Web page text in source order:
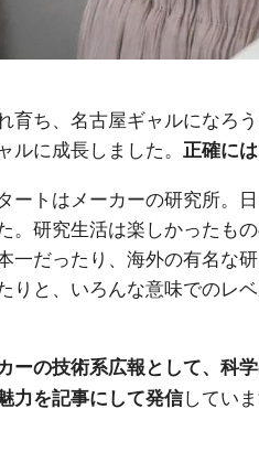
育ち、名古屋ギャルになろ
ルに成長しました。 正確に
ートはメーカーの研究所。
。研究生活は楽しかったも
一だったり、海外の有名な
りと、いろんな意味でのレ
ーの技術系広報として、科
力を記事にして発信していま